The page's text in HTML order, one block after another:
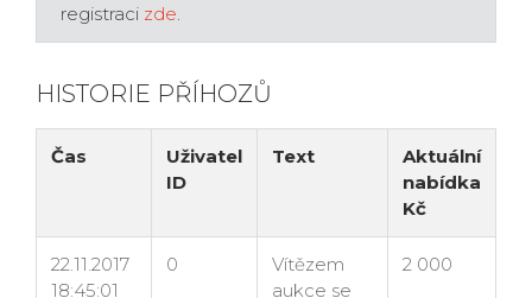
registraci zde
HISTORIE PŘÍHOZŮ